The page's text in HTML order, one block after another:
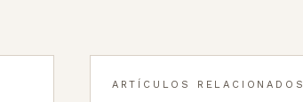
ARTÍCULOS RELACIONADOS